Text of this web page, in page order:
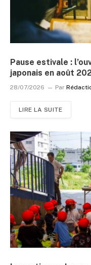
Pause estivale :
japonais en août
28/07/2026 Par
LIRE LA SUITE